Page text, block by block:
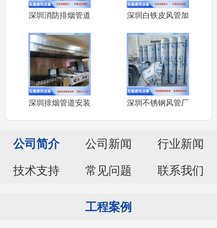
深圳消防排烟管道
深圳白铁皮风管加
深圳排烟管道安装
深圳不锈钢风管厂
公司简介 公司新闻 行业新闻
技术支持 常见问题 联系我们
工程案例